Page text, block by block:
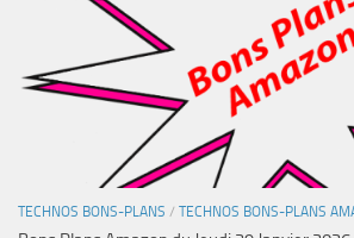
TECHNOS BONS-PLANS / TECHNOS BONS-PLANS